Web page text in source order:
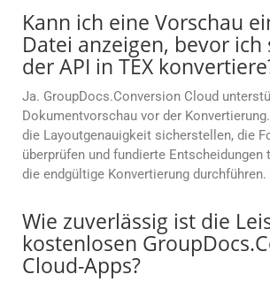
Kann ich eine Vorschau
Datei anzeigen, bevor
der API in TEX
Ja. GroupDocs.Conversion Cloud
Dokumentvorschau vor der
die Layoutgenauigkeit sicherstellen, die
überprüfen und fundierte Entscheidungen
die endgültige Konvertierung durchführen.
Wie zuverlässig ist die
kostenlosen
Cloud-Apps?